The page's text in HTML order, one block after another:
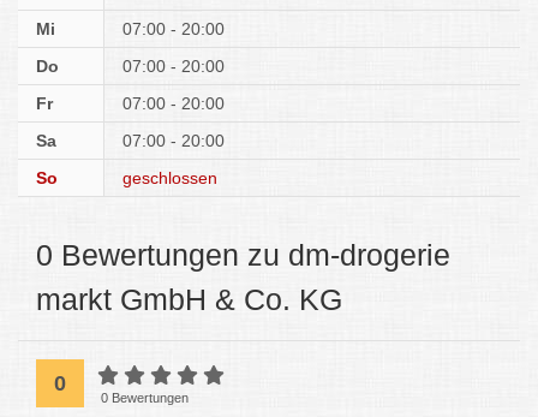
Mi
07:00 - 20:00
Do
07:00 - 20:00
Fr
07:00 - 20:00
Sa
07:00 - 20:00
So
geschlossen
0 Bewertungen zu dm-drogerie
markt GmbH & Co. KG
0
0 Bewertungen